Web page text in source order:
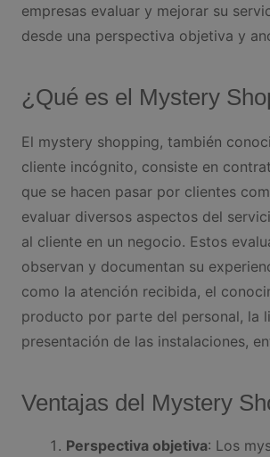
empresas evaluar y mejorar su
desde una perspectiva objetiva y
¿Qué es el Mystery
El mystery shopping, también
cliente incógnito, consiste en
que se hacen pasar por clientes
evaluar diversos aspectos del
al cliente en un negocio. Estos
observan y documentan su
como la atención recibida, el
producto por parte del personal, la
presentación de las instalaciones,
Ventajas del Mystery
Perspectiva objetiva: Los